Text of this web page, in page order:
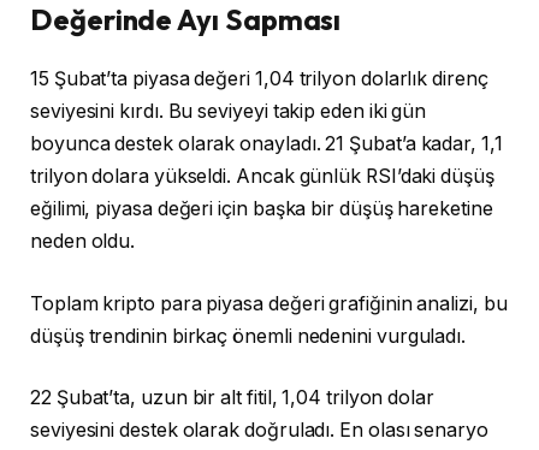
Değerinde Ayı Sapması
15 Şubat’ta piyasa değeri 1,04 trilyon dolarlık direnç
seviyesini kırdı. Bu seviyeyi takip eden iki gün
boyunca destek olarak onayladı. 21 Şubat’a kadar, 1,1
trilyon dolara yükseldi. Ancak günlük RSI’daki düşüş
eğilimi, piyasa değeri için başka bir düşüş hareketine
neden oldu.
Toplam kripto para piyasa değeri grafiğinin analizi, bu
düşüş trendinin birkaç önemli nedenini vurguladı.
22 Şubat’ta, uzun bir alt fitil, 1,04 trilyon dolar
seviyesini destek olarak doğruladı. En olası senaryo